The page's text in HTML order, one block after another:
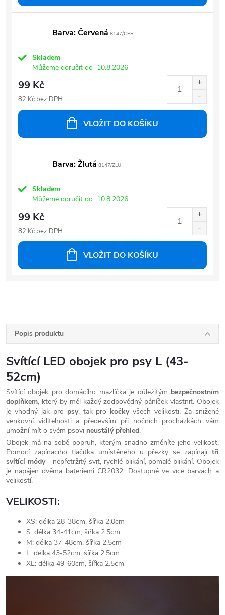
Barva: Červená 8147/CER
Skladem
Můžeme doručit do 10.8.2026
99 Kč
82 Kč bez DPH
VLOŽIT DO KOŠÍKU
Barva: Žlutá 8147/ZLU
Skladem
Můžeme doručit do 10.8.2026
99 Kč
82 Kč bez DPH
VLOŽIT DO KOŠÍKU
Popis produktu
Svítící LED obojek pro psy L (43-
52cm)
Svítící obojek pro domácího mazlíčka je důležitým bezpečnostním
doplňkem, který by měl každý zodpovědný páníček vlastnit. Obojek
je vhodný jak pro psy, tak pro kočkyvšech velikostí. Za snížené
venkovní viditelnosti a především při nočních procházkách vám
umožní mít o svém psovi neustálý přehled.
Obojek má na sobě popruh, kterým snadno změníte jeho velikost.
Pomocí zapínacího tlačítka umístěného u přezky se zapínají tři
svítící módy - nepřetržitý svit, rychlé blikání, pomalé blikání. Obojek
je napájen dvěma bateriemi CR2032. Dostupné ve více barvách a
velikostí.
VELIKOSTI:
XS: délka 28-38cm, šířka 2.0cm
S: délka 34-41cm, šířka 2.5cm
M: délka 37-48cm, šířka 2.5cm
L: délka 43-52cm, šířka 2.5cm
XL: délka 49-60cm, šířka 2.5cm